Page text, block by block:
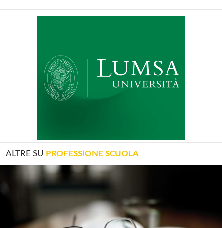
ALTRE SU PROFESSIONE SCUOLA